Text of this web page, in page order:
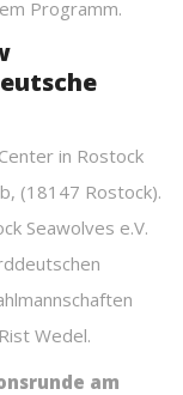
Programm.
in Rostock
(18147 Rostock).
Seawolves e.V.
Wedel.
am